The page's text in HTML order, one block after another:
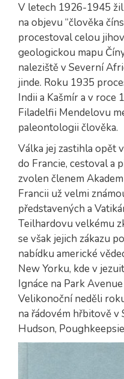
V letech 1926-1945
na objevu “člověka
procestoval celou
geologickou mapu
naleziště v Severní
jinde. Roku 1935
Indii a Kašmír a v roce
Filadelfii Mendelovu
paleontologii člověka.
Válka jej zastihla opět
do Francie, cestoval a
zvolen členem
Francii už velmi
představených a
Teilhardovu velkému
se však jejich zákazu
nabídku americké
New Yorku, kde v
Ignáce na Park
Velikonoční neděli
na řádovém hřbitově
Hudson,